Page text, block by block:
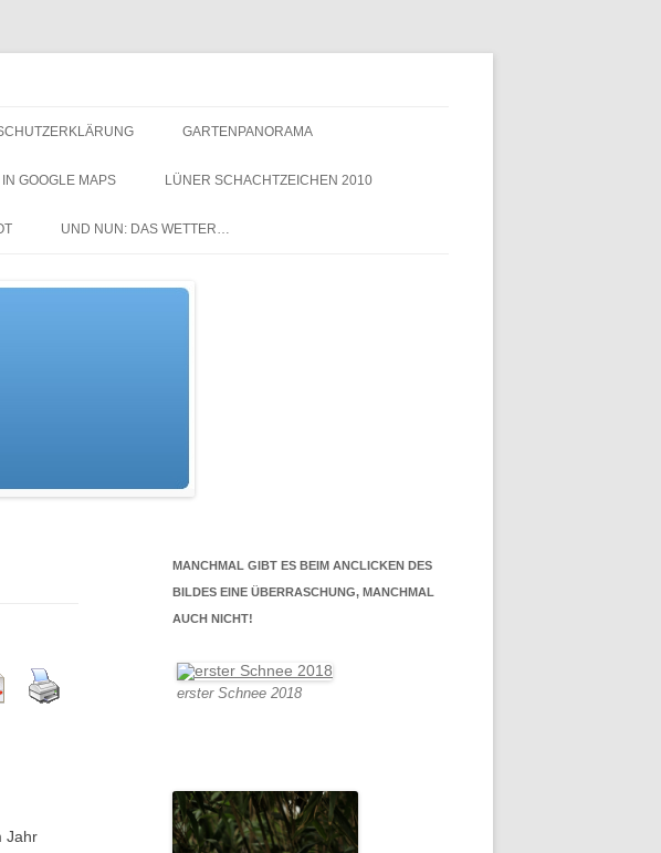
GARTENPANORAMA
GOOGLE MAPS LÜNER SCHACHTZEICHEN 2010
NACHTZEICHEN-
UND NUN: DAS WETTER…
Jahr
MANCHMAL GIBT ES BEIM ANCLICKEN DES
BILDES EINE ÜBERRASCHUNG, MANCHMAL
AUCH NICHT!
erster Schnee 2018